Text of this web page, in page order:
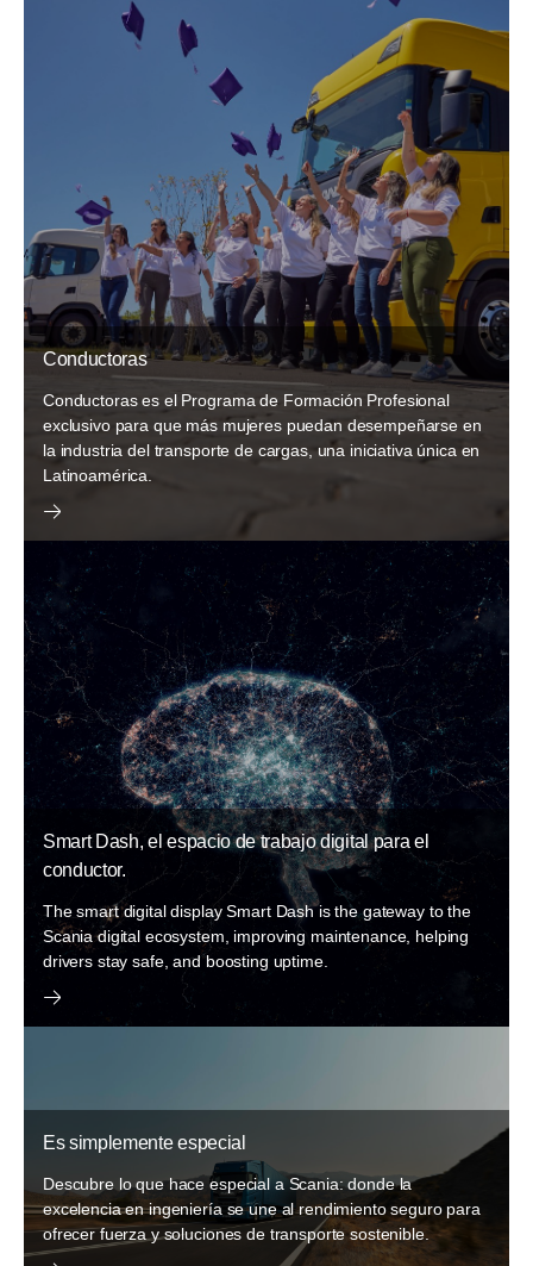
Conductoras
Conductoras es el Programa de Formación Profesional
exclusivo para que más mujeres puedan desempeñarse en
la industria del transporte de cargas, una iniciativa única en
Latinoamérica.
Smart Dash, el espacio de trabajo digital para el
conductor.
The smart digital display Smart Dash is the gateway to the
Scania digital ecosystem, improving maintenance, helping
drivers stay safe, and boosting uptime.
Es simplemente especial
Descubre lo que hace especial a Scania: donde la
excelencia en ingeniería se une al rendimiento seguro para
ofrecer fuerza y soluciones de transporte sostenible.